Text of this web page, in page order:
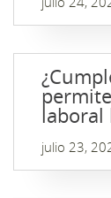
julio 23,